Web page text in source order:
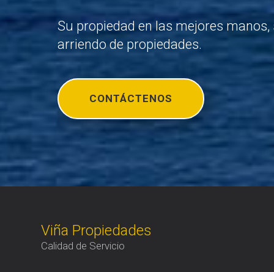
Su propiedad en las mejores
arriendo de propiedades.
CONTÁCTENOS
Viña Propiedades
Calidad de Servicio